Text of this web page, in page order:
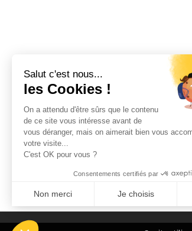
Salut c'est nous...
les Cookies !
On a attendu d'être sûrs que le contenu
de ce site vous intéresse avant de
vous déranger, mais on aimerait bien vous
votre visite...
C'est OK pour vous ?
Consentements certifiés par
Non merci Je choisis
Axeptio consent
Plateforme de Gestion du Consentement :